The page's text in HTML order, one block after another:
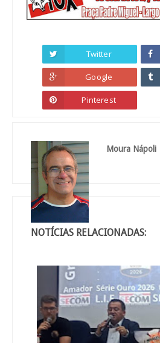
Twitter
Google
Pinterest
Moura Nápoli
NOTÍCIAS RELACIONADAS: